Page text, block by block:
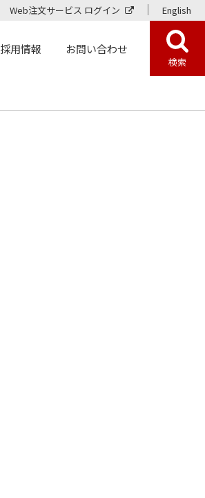
Web注文サービス ログイン English
採用情報 お問い合わせ
検索